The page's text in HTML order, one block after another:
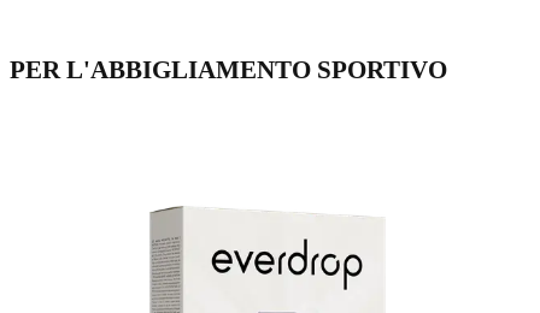
PER L'ABBIGLIAMENTO SPORTIVO